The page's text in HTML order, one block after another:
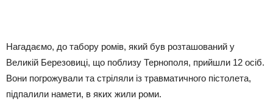
Нагадаємо, до табору ромів, який був розташований у
Великій Березовиці, що поблизу Тернополя, прийшли 12 осіб.
Вони погрожували та стріляли із травматичного пістолета,
підпалили намети, в яких жили роми.